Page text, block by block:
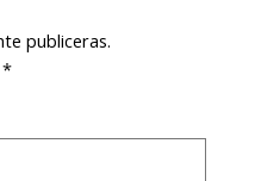
publiceras.
*